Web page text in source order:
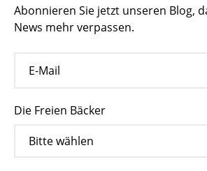
Abonnieren Sie jetzt unseren Blog,
News mehr verpassen.
Die Freien Bäcker